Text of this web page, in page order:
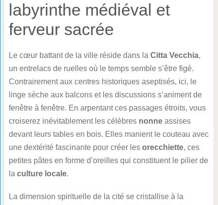
labyrinthe médiéval et
ferveur sacrée
Le cœur battant de la ville réside dans la Citta Vecchia,
un entrelacs de ruelles où le temps semble s’être figé.
Contrairement aux centres historiques aseptisés, ici, le
linge sèche aux balcons et les discussions s’animent de
fenêtre à fenêtre. En arpentant ces passages étroits, vous
croiserez inévitablement les célèbres nonneassises
devant leurs tables en bois. Elles manient le couteau avec
une dextérité fascinante pour créer les orecchiette, ces
petites pâtes en forme d’oreilles qui constituent le pilier de
la culture locale.
La dimension spirituelle de la cité se cristallise à la